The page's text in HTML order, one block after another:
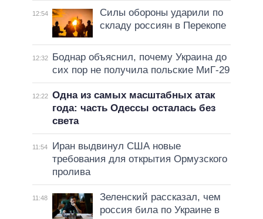
12:54
Силы обороны ударили по
складу россиян в Перекопе
12:32
Боднар объяснил, почему Украина до
сих пор не получила польские МиГ-29
12:22 Одна из самых масштабных атак
года: часть Одессы осталась без
света
11:54
Иран выдвинул США новые
требования для открытия Ормузского
пролива
11:48
Зеленский рассказал, чем
россия била по Украине в